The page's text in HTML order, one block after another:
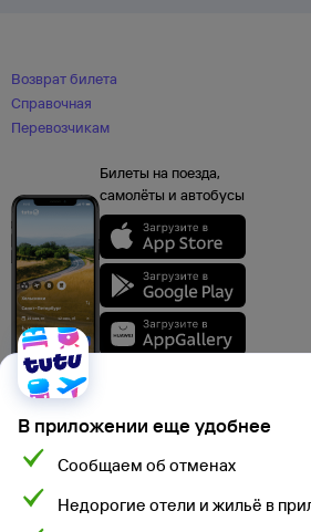
В приложении еще удобнее
Сообщаем об отменах
Недорогие отели и жильё в
Возврат билета
Справочная
Перевозчикам
Билеты на поезда,
самолёты и автобусы
Данные, используемые на сайте Туту.ру,
авиа- и ж/д билетов, электронных билетов на